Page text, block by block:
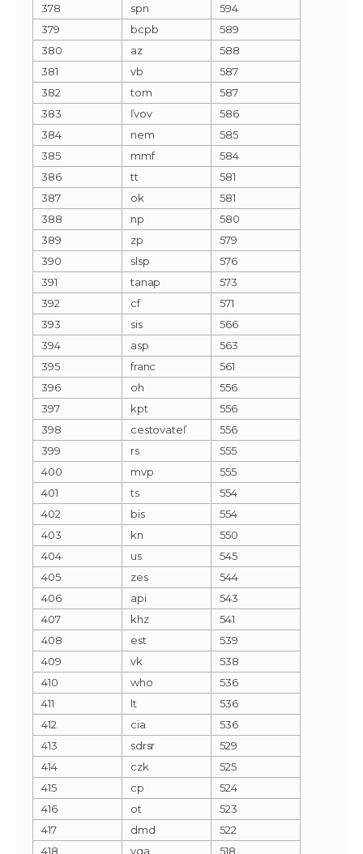
378
spn
594
379
bcpb
589
380
az
588
381
vb
587
382
tom
587
383
ľvov
586
384
nem
585
385
mmf
584
386
tt
581
387
ok
581
388
np
580
389
zp
579
390
slsp
576
391
tanap
573
392
cf
571
393
sis
566
394
asp
563
395
franc
561
396
oh
556
397
kpt
556
398
cestovateľ
556
399
rs
555
400
mvp
555
401
ts
554
402
bis
554
403
kn
550
404
us
545
405
zes
544
406
api
543
407
khz
541
408
est
539
409
vk
538
410
who
536
411
lt
536
412
cia
536
413
sdrsr
529
414
czk
525
415
cp
524
416
ot
523
417
dmd
522
418
vga 518